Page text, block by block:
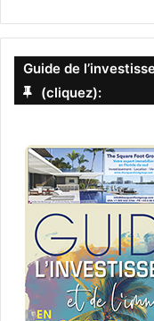
Guide de
(cliquez):